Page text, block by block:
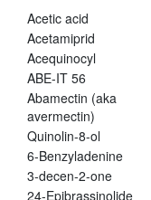
Acetic acid
Acetamiprid
Acequinocyl
ABE-IT 56
Abamectin (aka
avermectin)
Quinolin-8-ol
6-Benzyladenine
3-decen-2-one
24-Epibrassinolide